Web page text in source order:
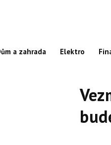
a zahrada Elektro